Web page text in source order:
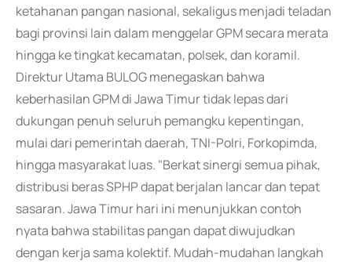
ketahanan pangan nasional, sekaligus menjadi teladan
bagi provinsi lain dalam menggelar GPM secara merata
hingga ke tingkat kecamatan, polsek, dan koramil.
Direktur Utama BULOG menegaskan bahwa
keberhasilan GPM di Jawa Timur tidak lepas dari
dukungan penuh seluruh pemangku kepentingan,
mulai dari pemerintah daerah, TNI-Polri, Forkopimda,
hingga masyarakat luas. "Berkat sinergi semua pihak,
distribusi beras SPHP dapat berjalan lancar dan tepat
sasaran. Jawa Timur hari ini menunjukkan contoh
nyata bahwa stabilitas pangan dapat diwujudkan
dengan kerja sama kolektif. Mudah-mudahan langkah